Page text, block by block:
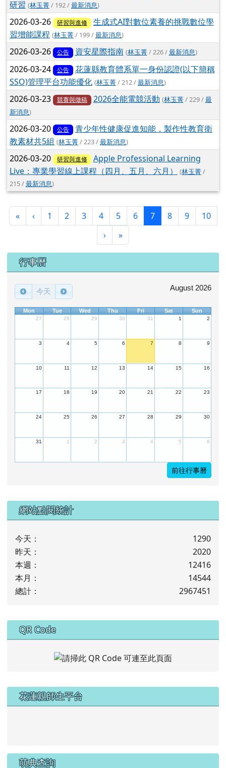
研習 (林玉菁/ 192 /最新消息)
2026-03-26 研習與進修
生成式AI對數位素養的挑戰數位學
習增能課程 (林玉菁/ 199 /最新消息)
2026-03-26 公告 資安星際指南 (林玉菁/ 226 /最新消息)
2026-03-24 公告
花蓮縣教育體系單一身份認證(以下簡稱
SSO)管理平台功能優化 (林玉菁/ 212 /最新消息)
2026-03-23 競賽與徵稿 2026全能電競活動 (林玉菁/ 229 /最
新消息)
2026-03-20 公告
青少年性健康促進知能，製作性教育衛
教素材共5組 (林玉菁/ 223 /最新消息)
2026-03-20 研習與進修
Apple Professional Learning
Live：專業學習線上課程（四月、五月、六月）
(林玉菁/
215 /最新消息)
«第一頁
‹上一頁
1 2 3 4 5 6 7(目前頁次)
8 9
10
›下一頁
»最後頁
下中區域內容
行事曆
今天 August 2026
Mon Tue Wed Thu Fri Sat Sun
27 28 29 30 31 1 2
3 4 5 6 7 8 9
10 11 12 13 14 15 16
17 18 19 20 21 22 23
24 25 26 27 28 29 30
31 1 2 3 4 5 6
前往行事曆
下中左區域內容
網站點閱統計
今天：
1290
昨天：
2020
本週：
12416
本月：
14544
總計：
2967451
下中右區域內容
QR Code
左邊區域內容
花蓮親師生平台
萌典查詢